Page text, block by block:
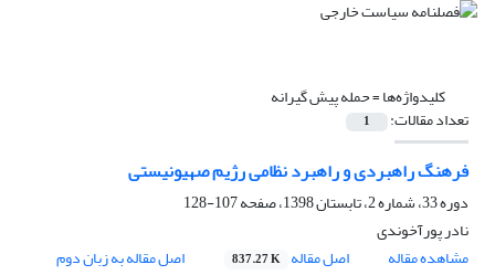
کلیدواژه‌ها =حمله پیش گیرانه
تعداد مقالات: 1
فرهنگ راهبردی و راهبرد نظامی رژیم صهیونیستی
دوره 33، شماره 2، تابستان 1398، صفحه
107-128
نادر پورآخوندی
مشاهده مقاله
اصل مقاله 837.27 K اصل مقاله به زبان دوم